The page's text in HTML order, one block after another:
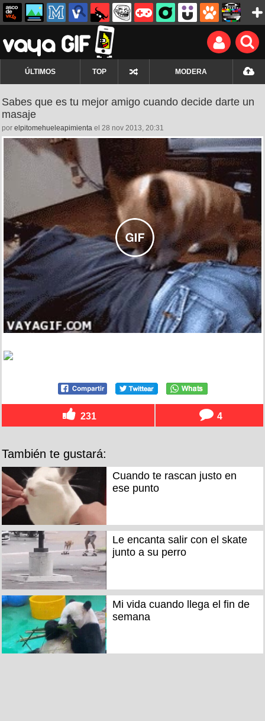
ÚLTIMOS TOP MODERA
Sabes que es tu mejor amigo cuando decide darte un
masaje
por elpitomehueleapimienta el 28 nov 2013, 20:31
231 4
También te gustará:
Cuando te rascan justo en
ese punto
Le encanta salir con el skate
junto a su perro
Mi vida cuando llega el fin de
semana